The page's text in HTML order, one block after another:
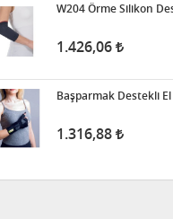
Protezi
3.397,38
Süspansuvar Külodu
W204 Örme Silikon
1.426,06
Başparmak Destekli
1.316,88